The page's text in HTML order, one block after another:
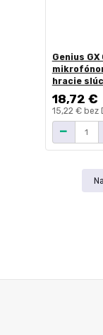
Genius GX
hracie
18,72 €
15,22 € bez